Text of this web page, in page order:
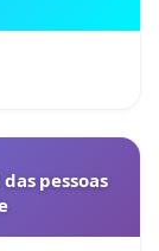
pessoas